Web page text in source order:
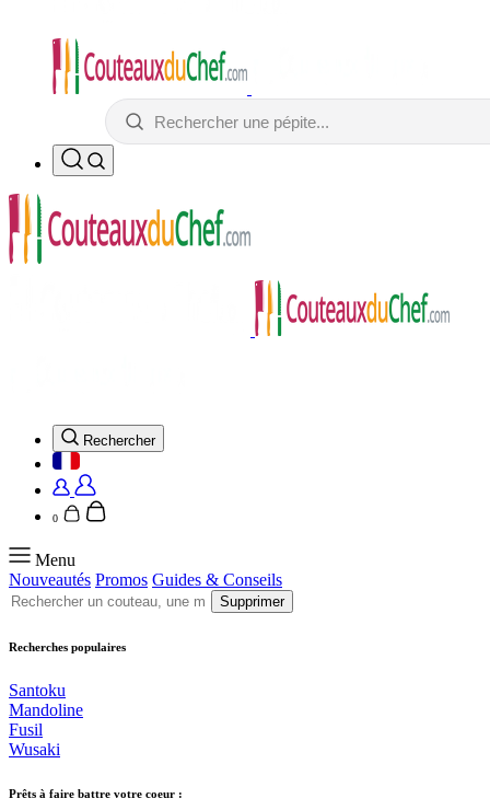
Rechercher
0
Menu
Nouveautés Promos Guides & Conseils
Supprimer
Recherches populaires
Santoku
Mandoline
Fusil
Wusaki
Prêts à faire battre votre coeur :